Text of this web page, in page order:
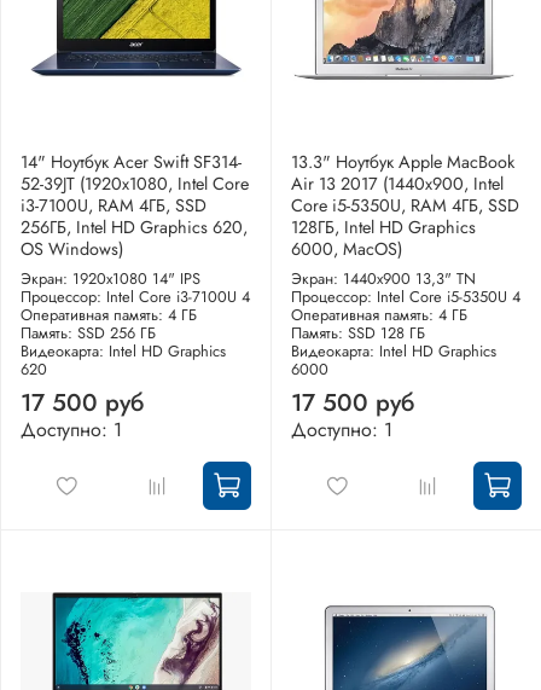
14" Ноутбук Acer Swift SF314-
52-39JT (1920x1080, Intel Core
i3-7100U, RAM 4ГБ, SSD
256ГБ, Intel HD Graphics 620,
OS Windows)
Экран: 1920x1080 14" IPS
Процессор: Intel Core i3-7100U 4
Оперативная память: 4 ГБ
Память: SSD 256 ГБ
Видеокарта: Intel HD Graphics
620
17 500 руб
Доступно: 1
13.3" Ноутбук Apple MacBook
Air 13 2017 (1440x900, Intel
Core i5-5350U, RAM 4ГБ, SSD
128ГБ, Intel HD Graphics
6000, MacOS)
Экран: 1440x900 13,3" TN
Процессор: Intel Core i5-5350U 4
Оперативная память: 4 ГБ
Память: SSD 128 ГБ
Видеокарта: Intel HD Graphics
6000
17 500 руб
Доступно: 1